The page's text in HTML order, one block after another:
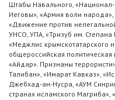
Штабы Навального,
Иеговы», «Армия воли
«Движение против
УНСО, УПА, «Тризуб им.
«Меджлис крымскотатарского
общероссийская политическая
«Айдар». Признаны
Талибан», «Имарат Кавказ»,
Джебхад-ан-Нусра, «АУМ
странах исламского Магриба»,